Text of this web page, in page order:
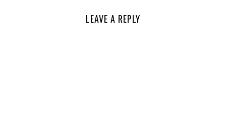
LEAVE A REPLY